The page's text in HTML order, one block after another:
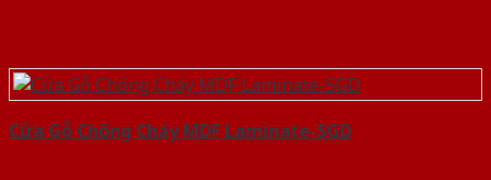
Cửa Gỗ Chống Cháy MDF Laminate-SGD